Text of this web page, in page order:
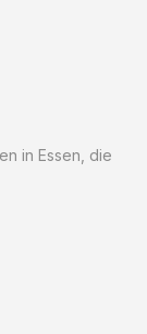
in Essen, die